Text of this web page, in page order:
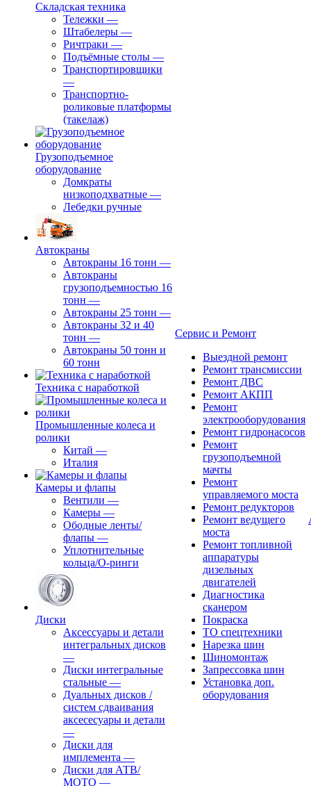
Складская техника
Тележки —
Штабелеры —
Ричтраки —
Подъёмные столы —
Транспортировщики
—
Транспортно-
роликовые платформы
(такелаж)
Грузоподъемное
оборудование
Домкраты
низкоподхватные —
Лебедки ручные
Автокраны
Автокраны 16 тонн —
Автокраны
грузоподъемностью 16
тонн —
Автокраны 25 тонн —
Автокраны 32 и 40
тонн —
Автокраны 50 тонн и
60 тонн
Техника с наработкой
Промышленные колеса и
ролики
Китай —
Италия
Камеры и флапы
Вентили —
Камеры —
Ободные ленты/
флапы —
Уплотнительные
кольца/О-ринги
Диски
Аксессуары и детали
интегральных дисков
—
Диски интегральные
стальные —
Дуальных дисков /
систем сдваивания
аксесесуары и детали
—
Диски для
имплемента —
Диски для АТВ/
МОТО —
Сервис и Ремонт
Выездной ремонт
Ремонт трансмиссии
Ремонт ДВС
Ремонт АКПП
Ремонт
электрооборудования
Ремонт гидронасосов
Ремонт
грузоподъемной
мачты
Ремонт
управляемого моста
Ремонт редукторов
Ремонт ведущего
моста
Ремонт топливной
аппаратуры
дизельных
двигателей
Диагностика
сканером
Покраска
ТО спецтехники
Нарезка шин
Шиномонтаж
Запрессовка шин
Установка доп.
оборудования